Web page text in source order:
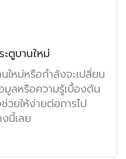
ตูบานใหม่
ใหม่หรือกำลังจะเปลี่ยน
มูลหรือความรู้เบื้องต้น
วยให้ง่ายต่อการไป
นี้เลย